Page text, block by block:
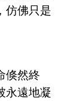
仿佛只是
倏然終
永遠地凝